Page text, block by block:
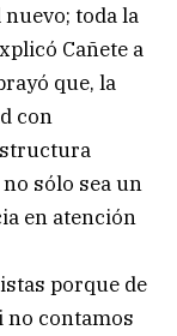
toda la
Cañete a
que, la
con
sólo sea un
en atención
porque de
no contamos